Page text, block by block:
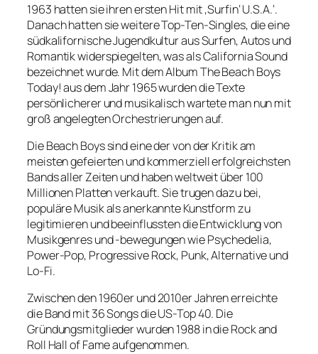
1963 hatten sie ihren ersten Hit mit ‚Surfin‘ U.S.A.‘.
Danach hatten sie weitere Top-Ten-Singles, die eine
südkalifornische Jugendkultur aus Surfen, Autos und
Romantik widerspiegelten, was als California Sound
bezeichnet wurde. Mit dem Album The Beach Boys
Today! aus dem Jahr 1965 wurden die Texte
persönlicherer und musikalisch wartete man nun mit
groß angelegten Orchestrierungen auf.
Die Beach Boys sind eine der von der Kritik am
meisten gefeierten und kommerziell erfolgreichsten
Bands aller Zeiten und haben weltweit über 100
Millionen Platten verkauft. Sie trugen dazu bei,
populäre Musik als anerkannte Kunstform zu
legitimieren und beeinflussten die Entwicklung von
Musikgenres und -bewegungen wie Psychedelia,
Power-Pop, Progressive Rock, Punk, Alternative und
Lo-Fi.
Zwischen den 1960er und 2010er Jahren erreichte
die Band mit 36 Songs die US-Top 40. Die
Gründungsmitglieder wurden 1988 in die Rock and
Roll Hall of Fame aufgenommen.